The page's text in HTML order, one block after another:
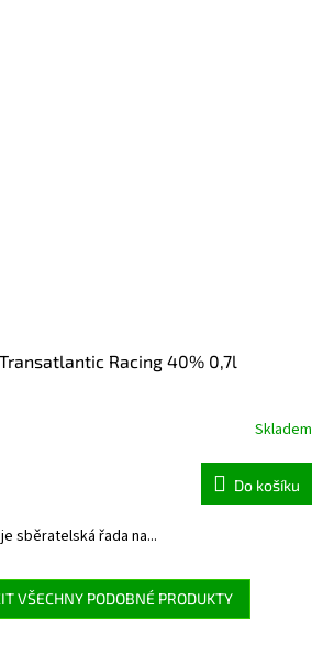
Racing 40% 0,7l
Skladem
Do košíku
sběratelská řada na...
VŠECHNY PODOBNÉ PRODUKTY